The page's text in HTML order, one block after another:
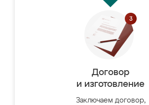
Договор
и изготовление
Заключаем договор,